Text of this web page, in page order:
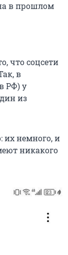
в прошлом
что соцсети
в
РФ) у
из
их немного, и
никакого